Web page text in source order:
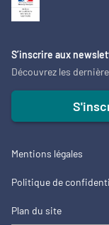
S’inscrire aux
Découvrez les
Mentions légales
Politique de
Plan du site